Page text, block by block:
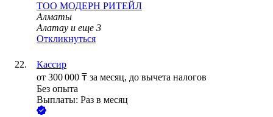
ТОО МОДЕРН РИТЕЙЛ
Алматы
Алатау и еще 3
Откликнуться
Кассир
от 300 000 ₸ за месяц, до вычета налогов
Без опыта
Выплаты: Раз в месяц